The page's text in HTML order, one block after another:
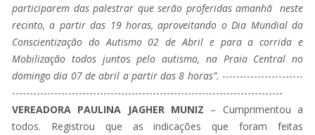
participarem das palestrar que serão proferidas amanhã neste
recinto, a partir das 19 horas, aproveitando o Dia Mundial da
Conscientização do Autismo 02 de Abril e para a corrida e
Mobilização todos juntospelo autismo, na Praia Central no
domingo dia 07 de abril a partir das 8 horas”. -----------------------
-----------------------------------------------------------------------------
VEREADORA PAULINA JAGHER MUNIZ – Cumprimentou a
todos. Registrou que as indicações que foram feitas